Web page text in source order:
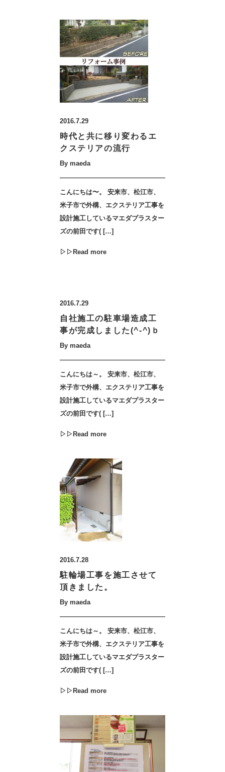
2016.7.29
時代と共に移り変わるエ
クステリアの流行
By maeda
こんにちは〜。 安来市、松江市、
米子市で外構、エクステリア工事を
設計施工しているマエダプラスター
ズの前田です( […]
▷▷Read more
2016.7.29
自社施工の駐車場造成工
事が完成しました(^-^)ｂ
By maeda
こんにちは～。 安来市、松江市、
米子市で外構、エクステリア工事を
設計施工しているマエダプラスター
ズの前田です( […]
▷▷Read more
2016.7.28
駐輪場工事を施工させて
頂きました。
By maeda
こんにちは～。 安来市、松江市、
米子市で外構、エクステリア工事を
設計施工しているマエダプラスター
ズの前田です( […]
▷▷Read more